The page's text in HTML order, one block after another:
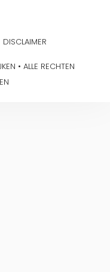
DISCLAIMER
• ALLE RECHTEN